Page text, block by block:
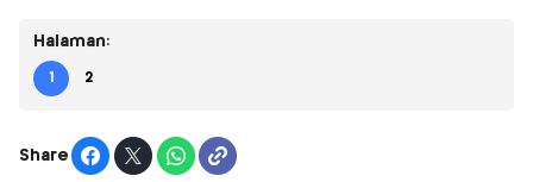
Halaman:
1 2
Share